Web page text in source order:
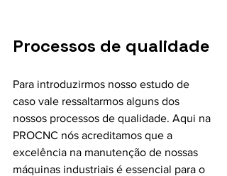
Processos de qualidade
Para introduzirmos nosso estudo de
caso vale ressaltarmos alguns dos
nossos processos de qualidade. Aqui na
PROCNC nós acreditamos que a
excelência na manutenção de nossas
máquinas industriais é essencial para o